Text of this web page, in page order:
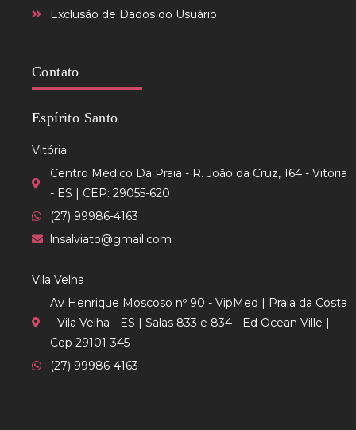
Exclusão de Dados do Usuário
Contato
Espírito Santo
Vitória
Centro Médico Da Praia - R. João da Cruz, 164 - Vitória
- ES | CEP: 29055-620
(27) 99986-4163
lnsalviato@gmail.com
Vila Velha
Av Henrique Moscoso nº 90 - VipMed | Praia da Costa
- Vila Velha - ES | Salas 833 e 834 - Ed Ocean Ville |
Cep 29101-345
(27) 99986-4163